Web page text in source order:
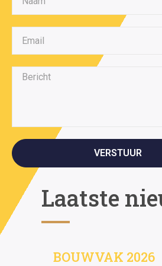
VERSTUUR
Laatste
BOUWVAK 2026